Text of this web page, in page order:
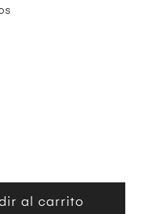
al carrito